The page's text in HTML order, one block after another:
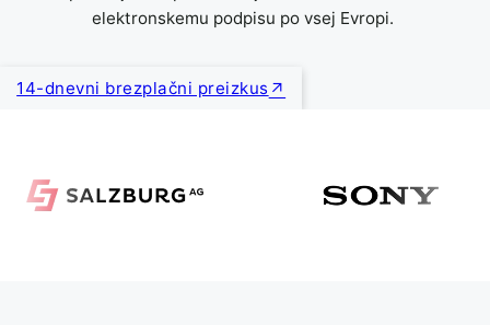
elektronskemu podpisu po vsej Evropi.
14-dnevni brezplačni preizkus